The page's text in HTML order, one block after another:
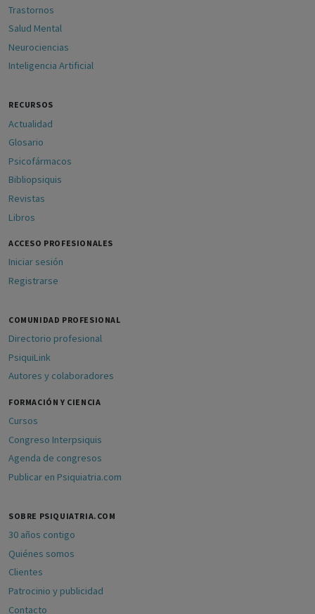
Trastornos
Salud Mental
Neurociencias
Inteligencia Artificial
RECURSOS
Actualidad
Glosario
Psicofármacos
Bibliopsiquis
Revistas
Libros
ACCESO PROFESIONALES
Iniciar sesión
Registrarse
COMUNIDAD PROFESIONAL
Directorio profesional
PsiquiLink
Autores y colaboradores
FORMACIÓN Y CIENCIA
Cursos
Congreso Interpsiquis
Agenda de congresos
Publicar en Psiquiatria.com
SOBRE PSIQUIATRIA.COM
30 años contigo
Quiénes somos
Clientes
Patrocinio y publicidad
Contacto